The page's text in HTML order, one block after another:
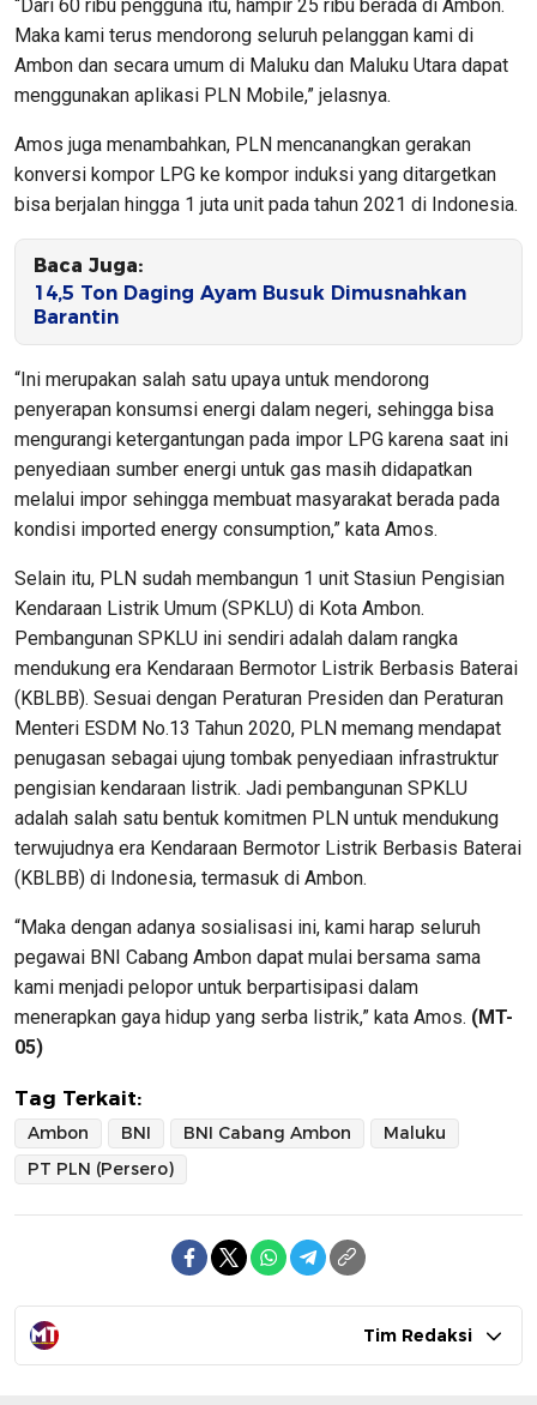
“Dari 60 ribu pengguna itu, hampir 25 ribu berada di Ambon.
Maka kami terus mendorong seluruh pelanggan kami di
Ambon dan secara umum di Maluku dan Maluku Utara dapat
menggunakan aplikasi PLN Mobile,” jelasnya.
Amos juga menambahkan, PLN mencanangkan gerakan
konversi kompor LPG ke kompor induksi yang ditargetkan
bisa berjalan hingga 1 juta unit pada tahun 2021 di Indonesia.
Baca Juga:
14,5 Ton Daging Ayam Busuk Dimusnahkan
Barantin
“Ini merupakan salah satu upaya untuk mendorong
penyerapan konsumsi energi dalam negeri, sehingga bisa
mengurangi ketergantungan pada impor LPG karena saat ini
penyediaan sumber energi untuk gas masih didapatkan
melalui impor sehingga membuat masyarakat berada pada
kondisi imported energy consumption,” kata Amos.
Selain itu, PLN sudah membangun 1 unit Stasiun Pengisian
Kendaraan Listrik Umum (SPKLU) di Kota Ambon.
Pembangunan SPKLU ini sendiri adalah dalam rangka
mendukung era Kendaraan Bermotor Listrik Berbasis Baterai
(KBLBB). Sesuai dengan Peraturan Presiden dan Peraturan
Menteri ESDM No.13 Tahun 2020, PLN memang mendapat
penugasan sebagai ujung tombak penyediaan infrastruktur
pengisian kendaraan listrik. Jadi pembangunan SPKLU
adalah salah satu bentuk komitmen PLN untuk mendukung
terwujudnya era Kendaraan Bermotor Listrik Berbasis Baterai
(KBLBB) di Indonesia, termasuk di Ambon.
“Maka dengan adanya sosialisasi ini, kami harap seluruh
pegawai BNI Cabang Ambon dapat mulai bersama sama
kami menjadi pelopor untuk berpartisipasi dalam
menerapkan gaya hidup yang serba listrik,” kata Amos. (MT-
05)
Tag Terkait:
Ambon BNI BNI Cabang Ambon
Maluku
PT PLN (Persero)
Tim Redaksi